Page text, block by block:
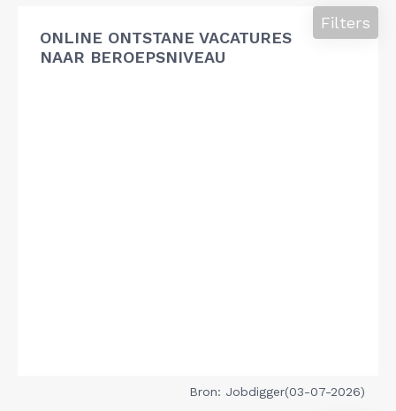
ONLINE ONTSTANE VACATURES
NAAR BEROEPSNIVEAU
Filters
Bron: Jobdigger(03-07-2026)